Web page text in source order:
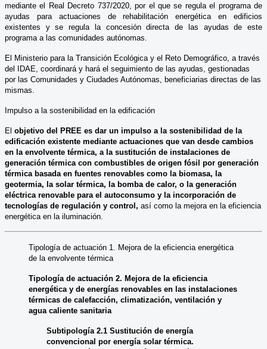
mediante el Real Decreto 737/2020, por el que se regula el programa de
ayudas para actuaciones de rehabilitación energética en edificios
existentes y se regula la concesión directa de las ayudas de este
programa a las comunidades autónomas.
El Ministerio para la Transición Ecológica y el Reto Demográfico, a través
del IDAE, coordinará y hará el seguimiento de las ayudas, gestionadas
por las Comunidades y Ciudades Autónomas, beneficiarias directas de las
mismas.
Impulso a la sostenibilidad en la edificación
El objetivo del PREE es dar un impulso a la sostenibilidad de la
edificación existente mediante actuaciones que van desde cambios
en la envolvente térmica, a la sustitución de instalaciones de
generación térmica con combustibles de origen fósil por generación
térmica basada en fuentes renovables como la biomasa, la
geotermia, la solar térmica, la bomba de calor, o la generación
eléctrica renovable para el autoconsumo y la incorporación de
tecnologías de regulación y control, así como la mejora en la eficiencia
energética en la iluminación.
Tipología de actuación 1. Mejora de la eficiencia energética
de la envolvente térmica
Tipología de actuación 2. Mejora de la eficiencia
energética y de energías renovables en las instalaciones
térmicas de calefacción, climatización, ventilación y
agua caliente sanitaria
Subtipología 2.1 Sustitución de energía
convencional por energía solar térmica.